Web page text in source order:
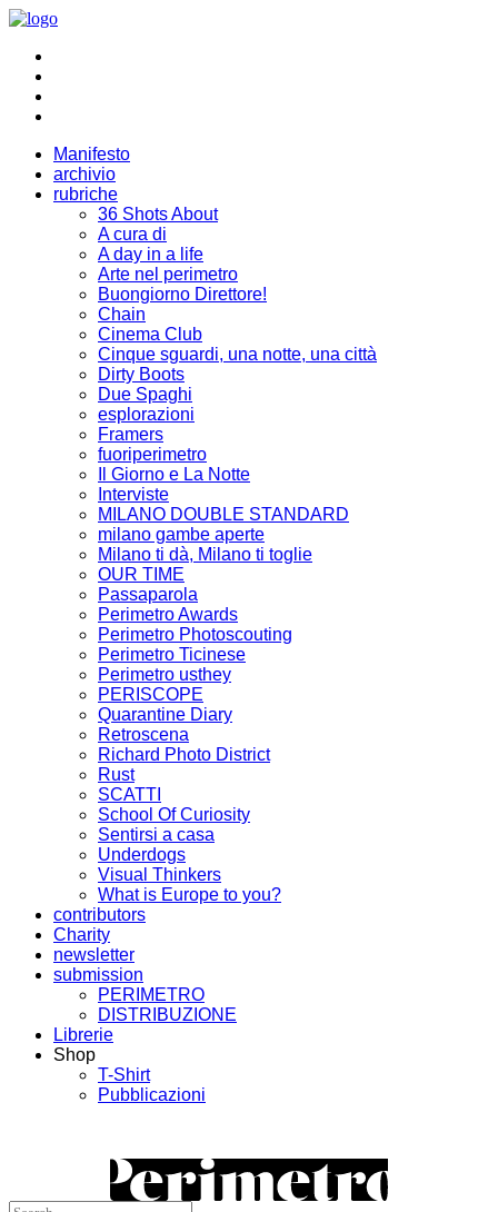
Manifesto
archivio
rubriche
36 Shots About
A cura di
A day in a life
Arte nel perimetro
Buongiorno Direttore!
Chain
Cinema Club
Cinque sguardi, una notte, una città
Dirty Boots
Due Spaghi
esplorazioni
Framers
fuoriperimetro
Il Giorno e La Notte
Interviste
MILANO DOUBLE STANDARD
milano gambe aperte
Milano ti dà, Milano ti toglie
OUR TIME
Passaparola
Perimetro Awards
Perimetro Photoscouting
Perimetro Ticinese
Perimetro usthey
PERISCOPE
Quarantine Diary
Retroscena
Richard Photo District
Rust
SCATTI
School Of Curiosity
Sentirsi a casa
Underdogs
Visual Thinkers
What is Europe to you?
contributors
Charity
newsletter
submission
PERIMETRO
DISTRIBUZIONE
Librerie
Shop
T-Shirt
Pubblicazioni